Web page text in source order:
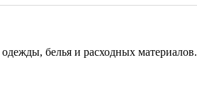
белья и расходных материалов.